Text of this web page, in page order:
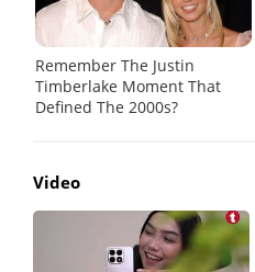
Video